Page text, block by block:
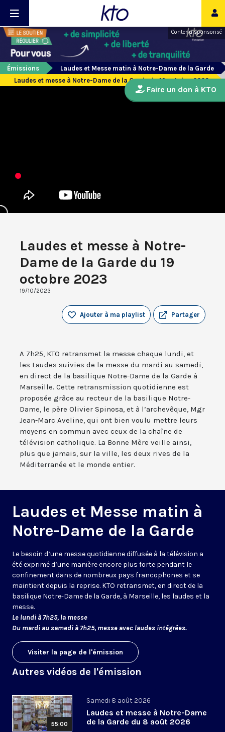
Contenu sponsorisé
Émissions
Laudes et Messe matin à Notre-Dame de la Garde
Laudes et messe à Notre-Dame de la Garde du 19 octobre 2023
Laudes et messe à Notre-
Dame de la Garde du 19
octobre 2023
19/10/2023
Partager
Ajouter à ma playlist
A 7h25, KTO retransmet la messe chaque lundi, et
les Laudes suivies de la messe du mardi au samedi,
en direct de la basilique Notre-Dame de la Garde à
Marseille. Cette retransmission quotidienne est
proposée grâce au recteur de la basilique Notre-
Dame, le père Olivier Spinosa, et à l’archevêque, Mgr
Jean-Marc Aveline, qui ont bien voulu mettre leurs
moyens en commun avec ceux de la chaîne de
télévision catholique. La Bonne Mère veille ainsi,
plus que jamais, sur la ville, les deux rives de la
Méditerranée et le monde entier.
Laudes et Messe matin à
Notre-Dame de la Garde
Le besoin d’une messe quotidienne diffusée à la télévision a
été exprimé d’une manière encore plus forte pendant le
confinement dans de nombreux pays francophones et se
maintient depuis la reprise. KTO retransmet, en direct de la
basilique Notre-Dame de la Garde, à Marseille, les laudes et la
messe.
Le lundi à 7h25, la messe
Du mardi au samedi à 7h25, messe avec laudes intégrées.
Visiter la page de l'émission
Autres vidéos de l'émission
55:00
Samedi 8 août 2026
Laudes et messe à Notre-Dame
de la Garde du 8 août 2026
Faire un don à KTO